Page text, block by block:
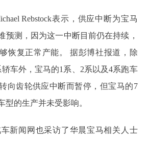
Rebstock表示，供应中断为宝马
预测，因为这一中断目前仍在持续，
恢复正常产能。 据彭博社报道，除
车外，宝马的1系、2系以及4系跑车
向齿轮供应中断而暂停，但宝马的7
型的生产并未受影响。
新闻网也采访了华晨宝马相关人士